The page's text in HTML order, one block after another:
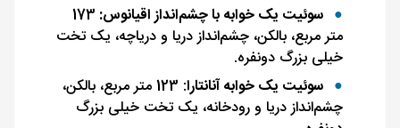
سوئیت یک خوابه با چشم‌انداز اقیانوس: 173
متر مربع، بالکن، چشم‌انداز دریا و دریاچه، یک تخت
خیلی بزرگ دونفره.
سوئیت یک خوابه آنانتارا
: 123 متر مربع، بالکن،
چشم‌انداز دریا و رودخانه، یک تخت خیلی بزرگ